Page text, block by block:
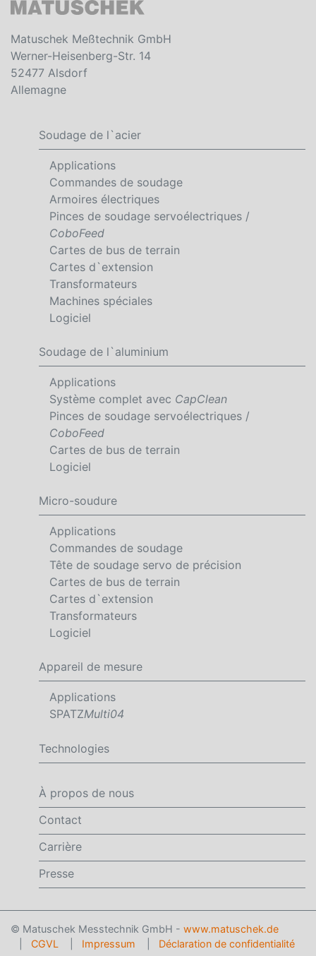
Matuschek Meßtechnik GmbH
Werner-Heisenberg-Str. 14
52477 Alsdorf
Allemagne
Soudage de l`acier
Applications
Commandes de soudage
Armoires électriques
Pinces de soudage servoélectriques /
CoboFeed
Cartes de bus de terrain
Cartes d`extension
Transformateurs
Machines spéciales
Logiciel
Soudage de l`aluminium
Applications
Système complet avec CapClean
Pinces de soudage servoélectriques /
CoboFeed
Cartes de bus de terrain
Logiciel
Micro-soudure
Applications
Commandes de soudage
Tête de soudage servo de précision
Cartes de bus de terrain
Cartes d`extension
Transformateurs
Logiciel
Appareil de mesure
Applications
SPATZMulti04
Technologies
À propos de nous
Contact
Carrière
Presse
© Matuschek Messtechnik GmbH - www.matuschek.de
CGVL Impressum Déclaration de confidentialité